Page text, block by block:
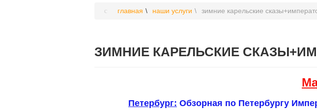
главная наши услуги зимние карельские
ЗИМНИЕ КАРЕЛЬСКИЕ
Петербург: Обзорная по Петербургу